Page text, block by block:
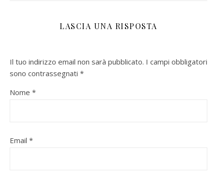
LASCIA UNA RISPOSTA
Il tuo indirizzo email non sarà pubblicato. I campi obbligatori
sono contrassegnati *
Nome *
Email *